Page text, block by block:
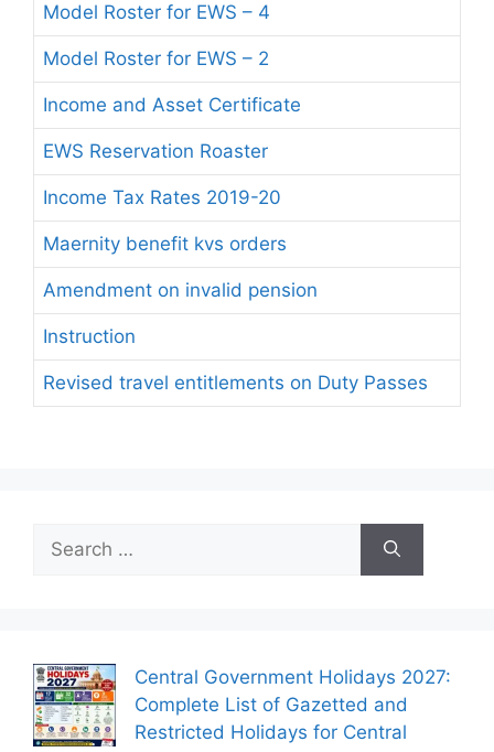
Model Roster for EWS – 4
Model Roster for EWS – 2
Income and Asset Certificate
EWS Reservation Roaster
Income Tax Rates 2019-20
Maernity benefit kvs orders
Amendment on invalid pension
Instruction
Revised travel entitlements on Duty Passes
for:
Central Government Holidays 2027:
Complete List of Gazetted and
Restricted Holidays for Central